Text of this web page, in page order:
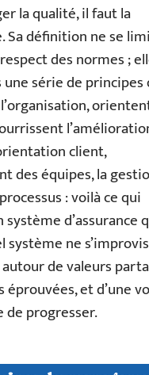
la qualité, il faut la
Sa définition ne se
des normes ;
une série de principes
client,
des équipes, la
: voilà ce qui
d’assurance
système ne
de valeurs
et d’une
progresser.